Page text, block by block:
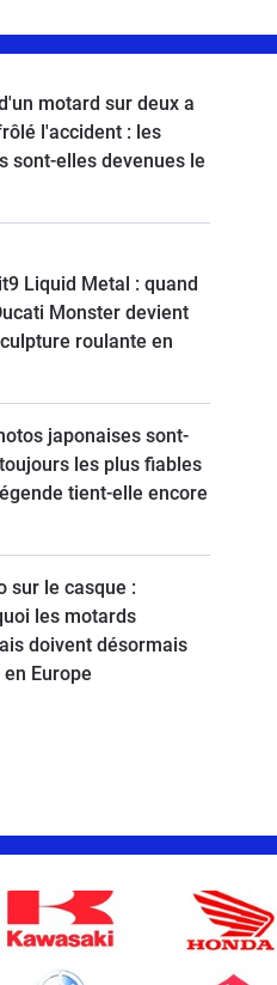
motard sur deux a
l'accident : les
sont-elles devenues le
Liquid Metal : quand
Monster devient
roulante en
japonaises sont-
les plus fiables
tient-elle encore
sur le casque :
les motards
doivent désormais
Europe